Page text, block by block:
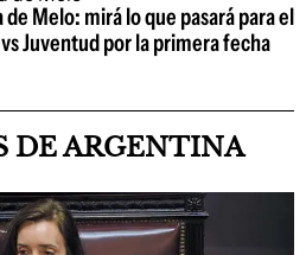
Melo: mirá lo que pasará para el
Juventud por la primera fecha
DE ARGENTINA